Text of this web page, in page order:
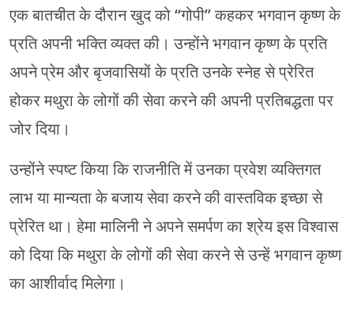
एक बातचीत के दौरान खुद को “गोपी” कहकर भगवान कृष्ण के
प्रति अपनी भक्ति व्यक्त की। उन्होंने भगवान कृष्ण के प्रति
अपने प्रेम और बृजवासियों के प्रति उनके स्नेह से प्रेरित
होकर मथुरा के लोगों की सेवा करने की अपनी प्रतिबद्धता पर
जोर दिया।
उन्होंने स्पष्ट किया कि राजनीति में उनका प्रवेश व्यक्तिगत
लाभ या मान्यता के बजाय सेवा करने की वास्तविक इच्छा से
प्रेरित था। हेमा मालिनी ने अपने समर्पण का श्रेय इस विश्वास
को दिया कि मथुरा के लोगों की सेवा करने से उन्हें भगवान कृष्ण
का आशीर्वाद मिलेगा।